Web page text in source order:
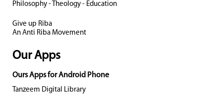
Philosophy - Theology - Education
Give up Riba
An Anti Riba Movement
Our Apps
Ours Apps for Android Phone
Tanzeem Digital Library